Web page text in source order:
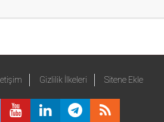
İletişim Gizlilik İlkeleri Sitene Ekle